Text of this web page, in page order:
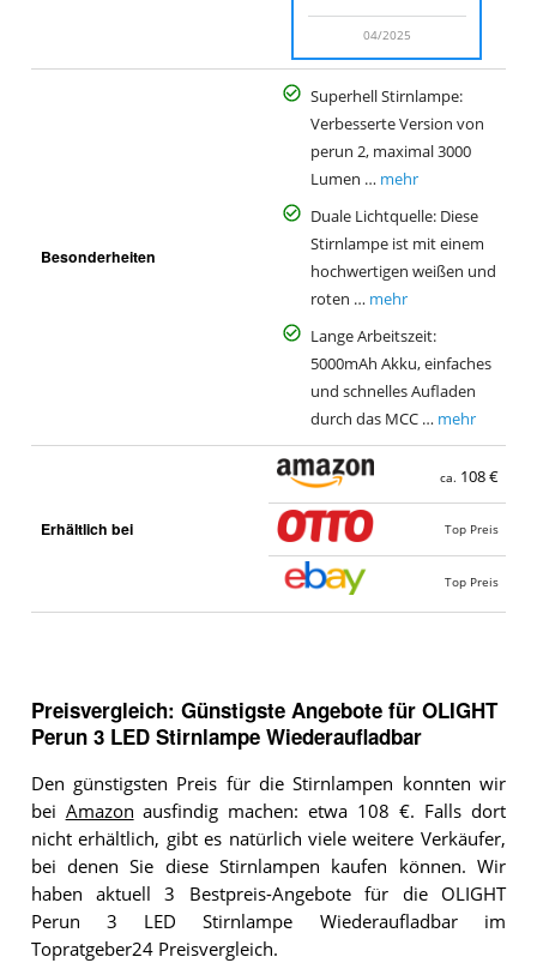
04/2025
Besonderheiten
Superhell Stirnlampe:
Verbesserte Version von
perun 2, maximal 3000
Lumen … mehr
Duale Lichtquelle: Diese
Stirnlampe ist mit einem
hochwertigen weißen und
roten … mehr
Lange Arbeitszeit:
5000mAh Akku, einfaches
und schnelles Aufladen
durch das MCC … mehr
Erhältlich bei
ca. 108 €
Top Preis
Top Preis
Preisvergleich: Günstigste Angebote für OLIGHT
Perun 3 LED Stirnlampe Wiederaufladbar
Den günstigsten Preis für die Stirnlampen konnten wir
bei Amazon ausfindig machen: etwa 108 €. Falls dort
nicht erhältlich, gibt es natürlich viele weitere Verkäufer,
bei denen Sie diese Stirnlampen kaufen können. Wir
haben aktuell 3 Bestpreis-Angebote für die OLIGHT
Perun 3 LED Stirnlampe Wiederaufladbar im
Topratgeber24 Preisvergleich.